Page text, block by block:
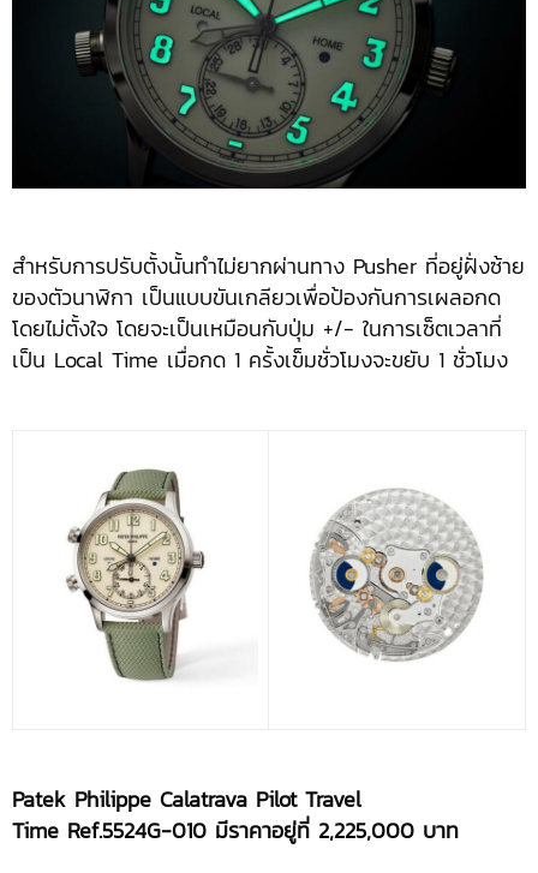
สำหรับการปรับตั้งนั้นทำไม่ยากผ่านทาง Pusher ที่อยู่ฝั่งซ้าย
ของตัวนาฬิกา เป็นแบบขันเกลียวเพื่อป้องกันการเผลอกด
โดยไม่ตั้งใจ โดยจะเป็นเหมือนกับปุ่ม +/- ในการเซ็ตเวลาที่
เป็น Local Time เมื่อกด 1 ครั้งเข็มชั่วโมงจะขยับ 1 ชั่วโมง
Patek Philippe Calatrava Pilot Travel
Time Ref.5524G-010 มีราคาอยู่ที่ 2,225,000 บาท